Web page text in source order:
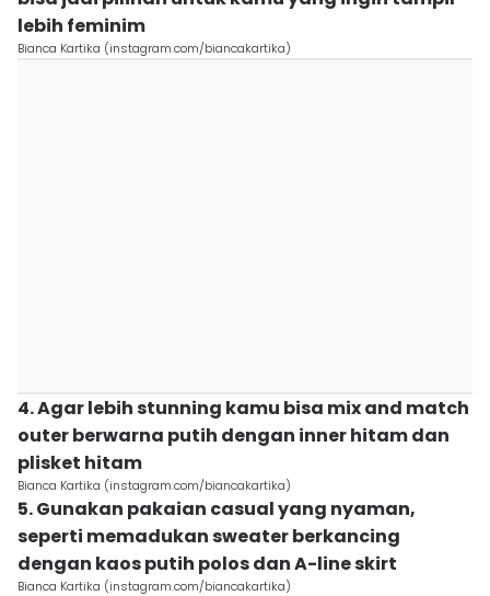
lebih feminim
Bianca Kartika (instagram.com/biancakartika)
4. Agar lebih stunning kamu bisa mix and match
outer berwarna putih dengan inner hitam dan
plisket hitam
Bianca Kartika (instagram.com/biancakartika)
5. Gunakan pakaian casual yang nyaman,
seperti memadukan sweater berkancing
dengan kaos putih polos dan A-line skirt
Bianca Kartika (instagram.com/biancakartika)